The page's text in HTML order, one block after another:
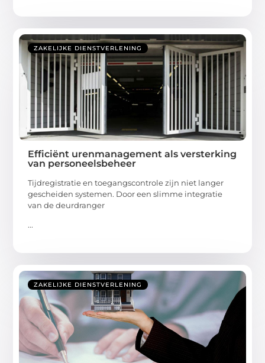
ZAKELIJKE DIENSTVERLENING
Efficiënt urenmanagement als versterking
van personeelsbeheer
Tijdregistratie en toegangscontrole zijn niet langer
gescheiden systemen. Door een slimme integratie
van de deurdranger
...
ZAKELIJKE DIENSTVERLENING